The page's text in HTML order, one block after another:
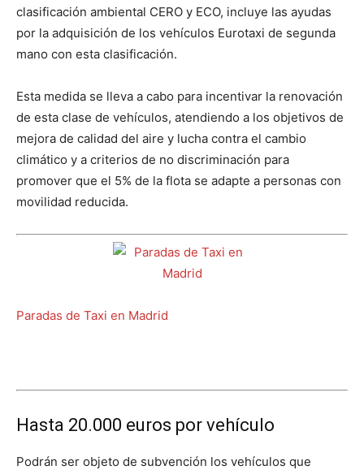
clasificación ambiental CERO y ECO, incluye las ayudas
por la adquisición de los vehículos Eurotaxi de segunda
mano con esta clasificación.
Esta medida se lleva a cabo para incentivar la renovación
de esta clase de vehículos, atendiendo a los objetivos de
mejora de calidad del aire y lucha contra el cambio
climático y a criterios de no discriminación para
promover que el 5% de la flota se adapte a personas con
movilidad reducida.
Paradas de Taxi en Madrid
Hasta 20.000 euros por vehículo
Podrán ser objeto de subvención los vehículos que